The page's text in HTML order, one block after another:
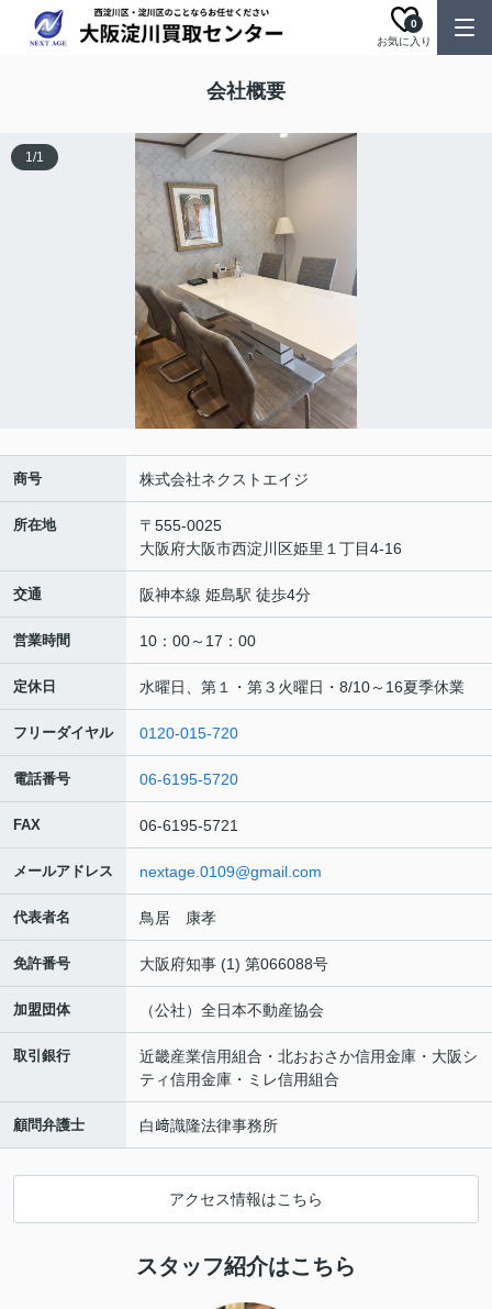
お気に入り
0
会社概要
1/1
商号 株式会社ネクストエイジ
所在地
〒555-0025
大阪府大阪市西淀川区姫里１丁目4-16
交通 阪神本線 姫島駅 徒歩4分
営業時間 10：00～17：00
定休日 水曜日、第１・第３火曜日・8/10～16夏季休業
フリーダイヤル 0120-015-720
電話番号 06-6195-5720
FAX 06-6195-5721
メールアドレス nextage.0109@gmail.com
代表者名 鳥居 康孝
免許番号 大阪府知事 (1) 第066088号
加盟団体 （公社）全日本不動産協会
取引銀行
近畿産業信用組合・北おおさか信用金庫・大阪シ
ティ信用金庫・ミレ信用組合
顧問弁護士 白﨑識隆法律事務所
アクセス情報はこちら
スタッフ紹介はこちら